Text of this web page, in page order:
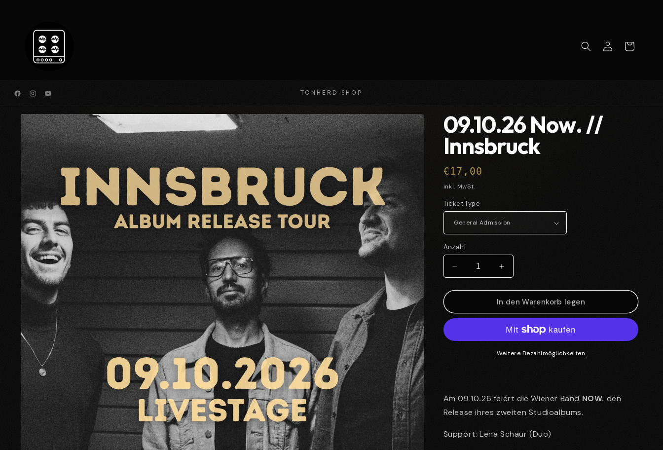
EinloggenWarenkorb
Facebook
Instagram
YouTube
TONHERD SHOP
Zu
Produktinformationen
springen
09.10.26 Now. //
Innsbruck
Normaler
Preis
€17,00
inkl. MwSt.
Ticket Type
Anzahl
Verringere
die
Menge
09.10.26
Innsbruck
Erhöhe
die
Menge
für
09.10.26
Innsbruck
In den Warenkorb legen
Weitere Bezahlmöglichkeiten
Am 09.10.26 feiert die Wiener Band NOW. den
Release ihres zweiten Studioalbums.
Support: Lena Schaur (Duo)